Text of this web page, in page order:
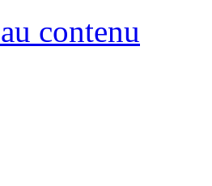
contenu